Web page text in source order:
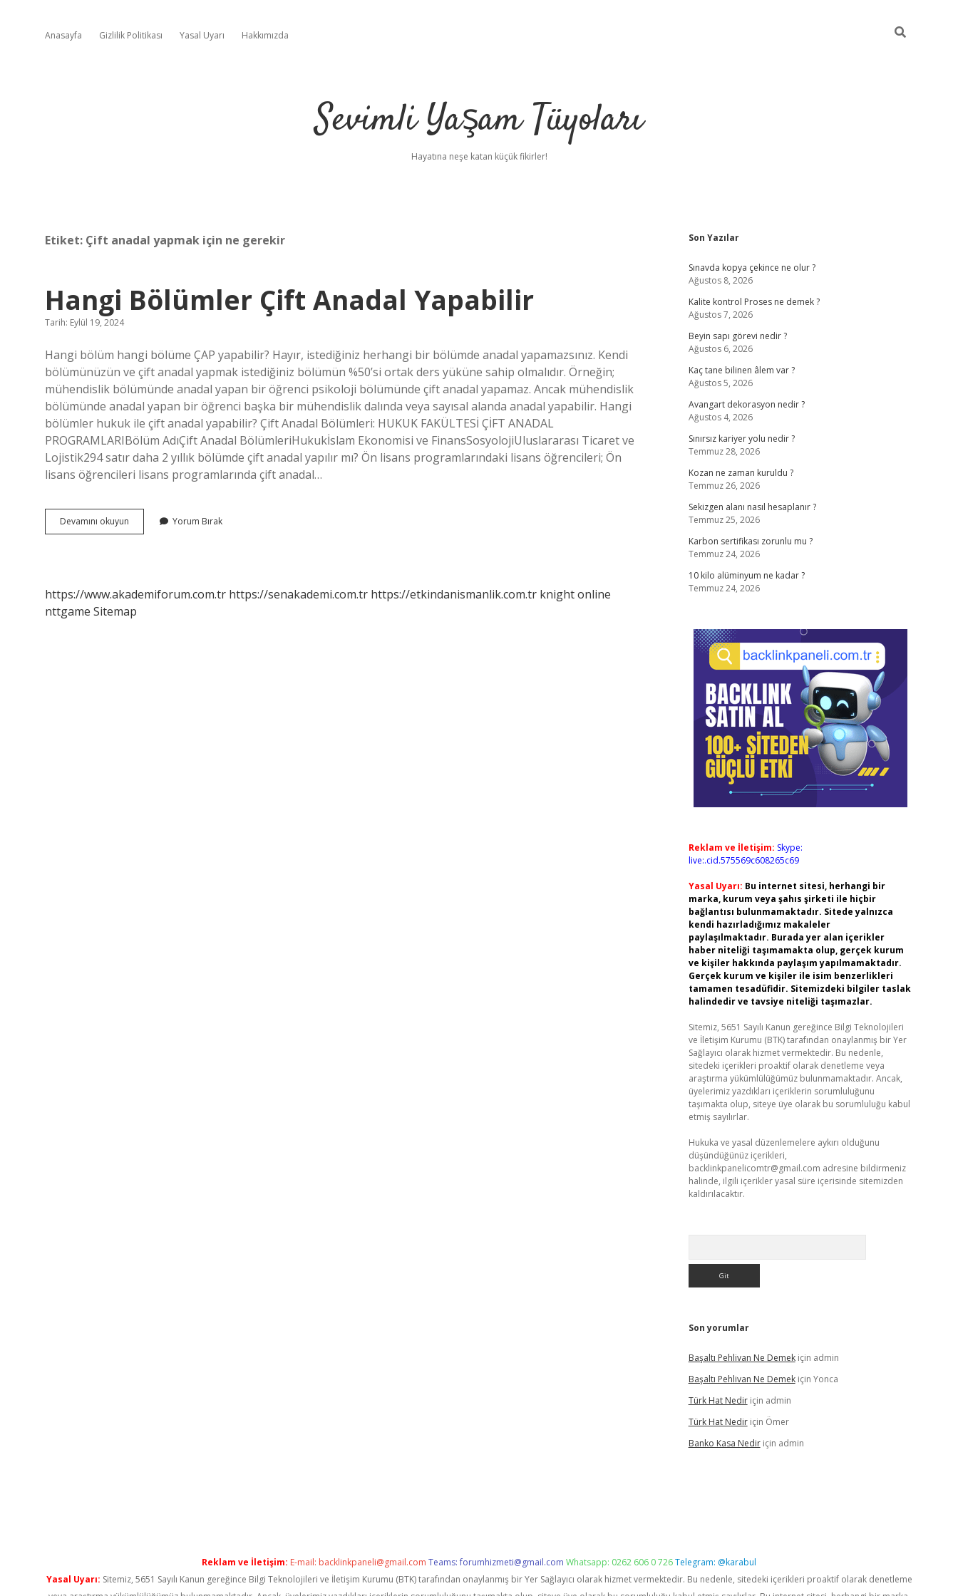
Anasayfa Gizlilik Politikası Yasal Uyarı Hakkımızda
Sevimli Yaşam Tüyoları
Hayatına neşe katan küçük fikirler!
Etiket: Çift anadal yapmak için ne gerekir
Hangi Bölümler Çift Anadal Yapabilir
Tarih: Eylül 19, 2024
Hangi bölüm hangi bölüme ÇAP yapabilir? Hayır, istediğiniz herhangi bir bölümde anadal yapamazsınız. Kendi
bölümünüzün ve çift anadal yapmak istediğiniz bölümün %50’si ortak ders yüküne sahip olmalıdır. Örneğin;
mühendislik bölümünde anadal yapan bir öğrenci psikoloji bölümünde çift anadal yapamaz. Ancak mühendislik
bölümünde anadal yapan bir öğrenci başka bir mühendislik dalında veya sayısal alanda anadal yapabilir. Hangi
bölümler hukuk ile çift anadal yapabilir? Çift Anadal Bölümleri: HUKUK FAKÜLTESİ ÇİFT ANADAL
PROGRAMLARIBölüm AdıÇift Anadal BölümleriHukukİslam Ekonomisi ve FinansSosyolojiUluslararası Ticaret ve
Lojistik294 satır daha 2 yıllık bölümde çift anadal yapılır mı? Ön lisans programlarındaki lisans öğrencileri; Ön
lisans öğrencileri lisans programlarında çift anadal…
Devamını okuyun
Bölümler
Yorum Bırak
https://www.akademiforum.com.tr https://senakademi.com.tr https://etkindanismanlik.com.tr knight online
nttgame Sitemap
Sidebar
Son Yazılar
Sınavda kopya çekince ne olur ?
Ağustos 8, 2026
Kalite kontrol Proses ne demek ?
Ağustos 7, 2026
Beyin sapı görevi nedir ?
Ağustos 6, 2026
Kaç tane bilinen âlem var ?
Ağustos 5, 2026
Avangart dekorasyon nedir ?
Ağustos 4, 2026
Sınırsız kariyer yolu nedir ?
Temmuz 28, 2026
Kozan ne zaman kuruldu ?
Temmuz 26, 2026
Sekizgen alanı nasıl hesaplanır ?
Temmuz 25, 2026
Karbon sertifikası zorunlu mu ?
Temmuz 24, 2026
10 kilo alüminyum ne kadar ?
Temmuz 24, 2026
Reklam ve İletişim: Skype:
live:.cid.575569c608265c69
Yasal Uyarı: Bu internet sitesi, herhangi bir
marka, kurum veya şahıs şirketi ile hiçbir
bağlantısı bulunmamaktadır. Sitede yalnızca
kendi hazırladığımız makaleler
paylaşılmaktadır. Burada yer alan içerikler
haber niteliği taşımamakta olup, gerçek kurum
ve kişiler hakkında paylaşım yapılmamaktadır.
Gerçek kurum ve kişiler ile isim benzerlikleri
tamamen tesadüfidir. Sitemizdeki bilgiler taslak
halindedir ve tavsiye niteliği taşımazlar.
Sitemiz, 5651 Sayılı Kanun gereğince Bilgi Teknolojileri
ve İletişim Kurumu (BTK) tarafından onaylanmış bir Yer
Sağlayıcı olarak hizmet vermektedir. Bu nedenle,
sitedeki içerikleri proaktif olarak denetleme veya
araştırma yükümlülüğümüz bulunmamaktadır. Ancak,
üyelerimiz yazdıkları içeriklerin sorumluluğunu
taşımakta olup, siteye üye olarak bu sorumluluğu kabul
etmiş sayılırlar.
Hukuka ve yasal düzenlemelere aykırı olduğunu
düşündüğünüz içerikleri,
backlinkpanelicomtr@gmail.com adresine bildirmeniz
halinde, ilgili içerikler yasal süre içerisinde sitemizden
kaldırılacaktır.
Son yorumlar
Başaltı Pehlivan Ne Demekiçin admin
Başaltı Pehlivan Ne Demekiçin Yonca
Türk Hat Nediriçin admin
Türk Hat Nediriçin Ömer
Banko Kasa Nediriçin admin
Reklam ve İletişim: E-mail: backlinkpaneli@gmail.com Teams:forumhizmeti@gmail.com Whatsapp: 0262 606 0 726Telegram: @karabul
Yasal Uyarı: Sitemiz, 5651 Sayılı Kanun gereğince Bilgi Teknolojileri ve İletişim Kurumu (BTK) tarafından onaylanmış bir Yer Sağlayıcı olarak hizmet vermektedir. Bu nedenle, sitedeki içerikleri proaktif olarak denetleme